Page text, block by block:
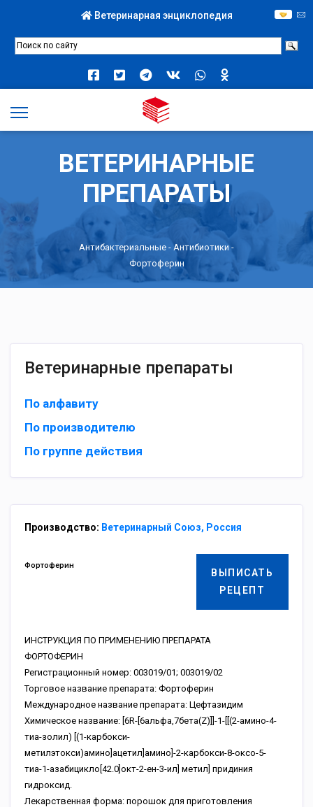
Ветеринарная энциклопедия
ВЕТЕРИНАРНЫЕ
ПРЕПАРАТЫ
Антибактериальные - Антибиотики-
Фортоферин
Ветеринарные препараты
По алфавиту
По производителю
По группе действия
Производство: Ветеринарный Союз, Россия
ВЫПИСАТЬ
РЕЦЕПТ
Фортоферин
ИНСТРУКЦИЯ ПО ПРИМЕНЕНИЮ ПРЕПАРАТА
ФОРТОФЕРИН
Регистрационный номер: 003019/01; 003019/02
Торговое название препарата: Фортоферин
Международное название препарата: Цефтазидим
Химическое название: [6R-[6альфа,7бета(Z)]]-1-[[(2-амино-4-
тиа-золил) [(1-карбокси-
метилэтокси)амино]ацетил]амино]-2-карбокси-8-оксо-5-
тиа-1-азабицикло[42.0]окт-2-ен-3-ил] метил] придиния
гидроксид.
Лекарственная форма: порошок для приготовления